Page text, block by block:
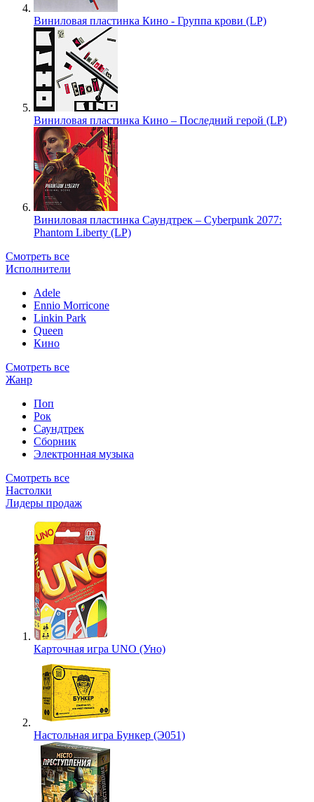
Виниловая пластинка Кино - Группа крови (LP)
Виниловая пластинка Кино – Последний герой (LP)
Виниловая пластинка Саундтрек – Cyberpunk 2077:
Phantom Liberty (LP)
Смотреть все
Исполнители
Adele
Ennio Morricone
Linkin Park
Queen
Кино
Смотреть все
Жанр
Поп
Рок
Саундтрек
Сборник
Электронная музыка
Смотреть все
Настолки
Лидеры продаж
Карточная игра UNO (Уно)
Настольная игра Бункер (Э051)